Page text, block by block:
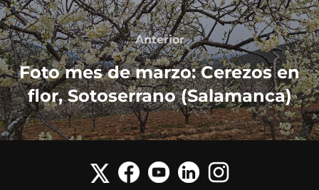
Anterior
Foto mes de marzo: Cerezos en
flor, Sotoserrano (Salamanca)